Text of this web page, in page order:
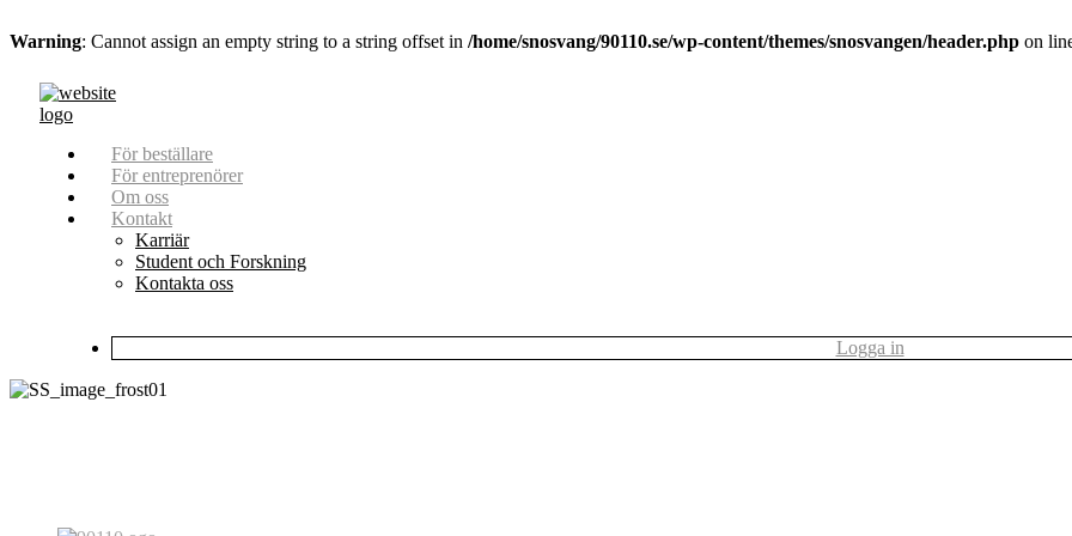
Warning: Cannot assign an empty string to a string offset in /home/snosvang/90110.se/wp-content/themes/snosvangen/header.php on
För beställare
För entreprenörer
Om oss
Kontakt
Karriär
Student och Forskning
Kontakta oss
Logga in